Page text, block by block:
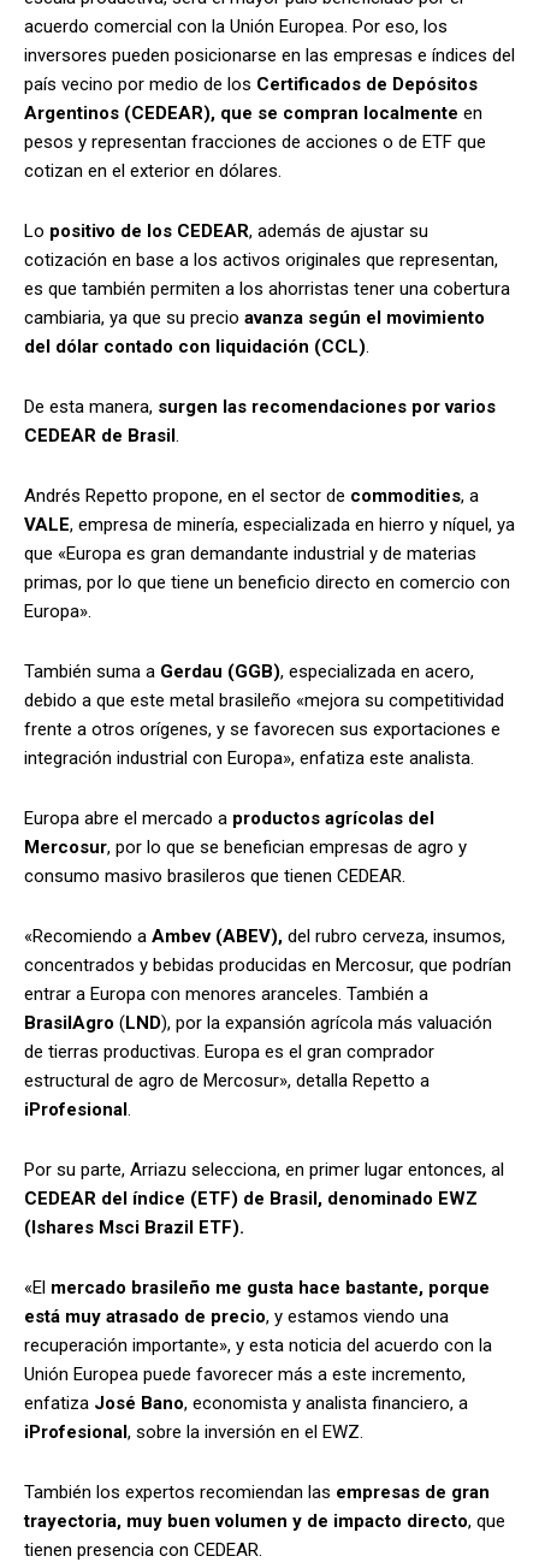
acuerdo comercial con la Unión Europea. Por eso, los
inversores pueden posicionarse en las empresas e índices del
país vecino por medio de los Certificados de Depósitos
Argentinos (CEDEAR), que se compran localmente en
pesos y representan fracciones de acciones o de ETF que
cotizan en el exterior en dólares.
Lo positivo de los CEDEAR, además de ajustar su
cotización en base a los activos originales que representan,
es que también permiten a los ahorristas tener una cobertura
cambiaria, ya que su precio avanza según el movimiento
del dólar contado con liquidación (CCL).
De esta manera, surgen las recomendaciones por varios
CEDEAR de Brasil.
Andrés Repetto propone, en el sector de commodities, a
VALE, empresa de minería, especializada en hierro y níquel, ya
que «Europa es gran demandante industrial y de materias
primas, por lo que tiene un beneficio directo en comercio con
Europa».
También suma a Gerdau (GGB), especializada en acero,
debido a que este metal brasileño «mejora su competitividad
frente a otros orígenes, y se favorecen sus exportaciones e
integración industrial con Europa», enfatiza este analista.
Europa abre el mercado a productos agrícolas del
Mercosur, por lo que se benefician empresas de agro y
consumo masivo brasileros que tienen CEDEAR.
«Recomiendo a Ambev (ABEV), del rubro cerveza, insumos,
concentrados y bebidas producidas en Mercosur, que podrían
entrar a Europa con menores aranceles. También a
BrasilAgro (LND), por la expansión agrícola más valuación
de tierras productivas. Europa es el gran comprador
estructural de agro de Mercosur», detalla Repetto a
iProfesional.
Por su parte, Arriazu selecciona, en primer lugar entonces, al
CEDEAR del índice (ETF) de Brasil, denominado EWZ
(Ishares Msci Brazil ETF).
«El mercado brasileño me gusta hace bastante, porque
está muy atrasado de precio, y estamos viendo una
recuperación importante», y esta noticia del acuerdo con la
Unión Europea puede favorecer más a este incremento,
enfatiza José Bano, economista y analista financiero, a
iProfesional, sobre la inversión en el EWZ.
También los expertos recomiendan las empresas de gran
trayectoria, muy buen volumen y de impacto directo, que
tienen presencia con CEDEAR.